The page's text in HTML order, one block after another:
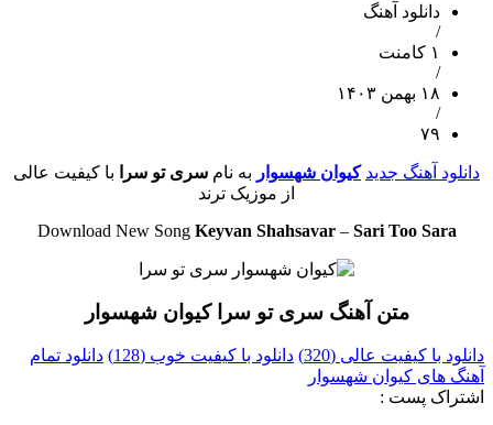
دانلود آهنگ
/
۱ کامنت
/
۱۸ بهمن ۱۴۰۳
/
۷۹
دانلود آهنگ جدید کیوان شهسوار به نام سری تو سرا
با کیفیت عالی
از موزیک ترند
Download New Song Keyvan Shahsavar– Sari Too Sara
متن آهنگ سری تو سرا کیوان شهسوار
دانلود با کیفیت عالی (320) دانلود با کیفیت خوب (128)
دانلود تمام
آهنگ های کیوان شهسوار
اشتراک پست :